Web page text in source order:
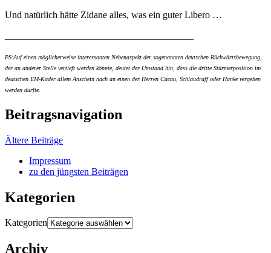
Und natürlich hätte Zidane alles, was ein guter Libero …
PS:Auf einen möglicherweise interessanten Nebenaspekt der sogenannten deutschen Rückwärtsbewegung,
der an anderer Stelle vertieft werden könnte, deutet der Umstand hin, dass die dritte Stürmerposition im
deutschen EM-Kader allem Anschein nach an einen der Herren Cacau, Schlaudraff oder Hanke vergeben
werden dürfte.
Beitragsnavigation
Ältere Beiträge
Impressum
zu den jüngsten Beiträgen
Kategorien
Kategorien
Archiv